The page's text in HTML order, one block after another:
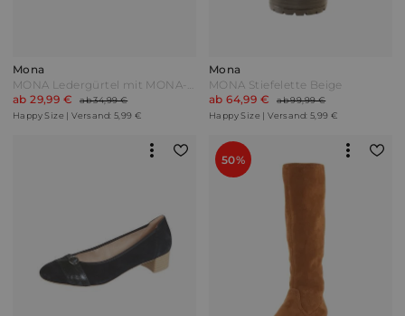
Mona
MONA Ledergürtel mit MONA-Anhänger Khaki Oliv
ab 29,99 €
ab 34,99 €
Happy Size | Versand: 5,99 €
Mona
MONA Stiefelette Beige
ab 64,99 €
ab 99,99 €
Happy Size | Versand: 5,99 €
50%